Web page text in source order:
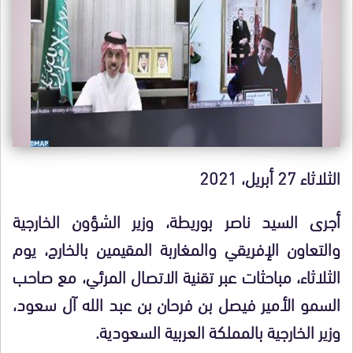
الثلاثاء 27 أبريل، 2021
أجرى السيد ناصر بوريطة، وزير الشؤون الخارجية
والتعاون الإفريقي والمغاربة المقيمين بالخارج، يوم
الثلاثاء، مباحثات عبر تقنية الاتصال المرئي، مع صاحب
السمو الأمير فيصل بن فرحان بن عبد الله آل سعود،
وزير الخارجية بالمملكة العربية السعودية.